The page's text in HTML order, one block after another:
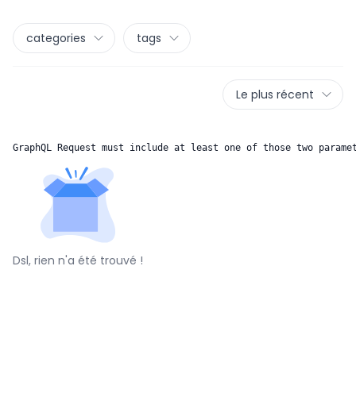
categories tags
Le plus récent
GraphQL Request must include at least one of those two
Dsl, rien n'a été trouvé !